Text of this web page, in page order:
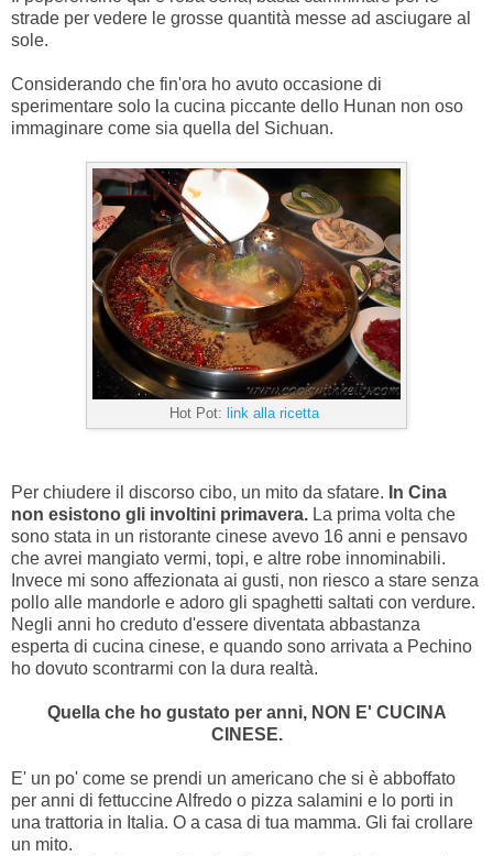
strade per vedere le grosse quantità messe ad asciugare al
sole.
Considerando che fin'ora ho avuto occasione di
sperimentare solo la cucina piccante dello Hunan non oso
immaginare come sia quella del Sichuan.
Hot Pot: link alla ricetta
Per chiudere il discorso cibo, un mito da sfatare. In Cina
non esistono gli involtini primavera. La prima volta che
sono stata in un ristorante cinese avevo 16 anni e pensavo
che avrei mangiato vermi, topi, e altre robe innominabili.
Invece mi sono affezionata ai gusti, non riesco a stare senza
pollo alle mandorle e adoro gli spaghetti saltati con verdure.
Negli anni ho creduto d'essere diventata abbastanza
esperta di cucina cinese, e quando sono arrivata a Pechino
ho dovuto scontrarmi con la dura realtà.
Quella che ho gustato per anni, NON E' CUCINA
CINESE.
E' un po' come se prendi un americano che si è abboffato
per anni di fettuccine Alfredo o pizza salamini e lo porti in
una trattoria in Italia. O a casa di tua mamma. Gli fai crollare
un mito.